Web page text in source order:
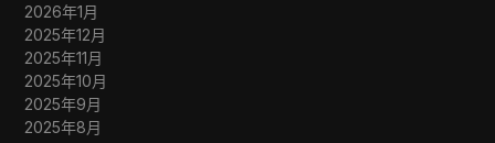
2026年1月
2025年12月
2025年11月
2025年10月
2025年9月
2025年8月